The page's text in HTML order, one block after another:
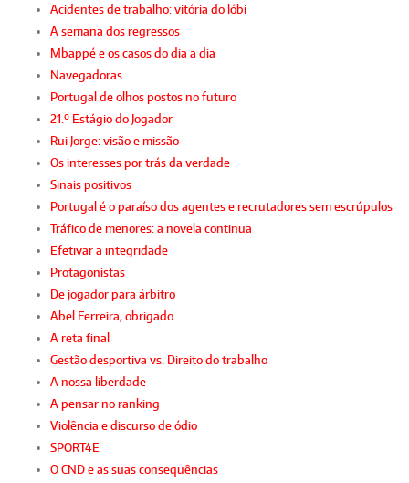
Acidentes de trabalho: vitória do lóbi
A semana dos regressos
Mbappé e os casos do dia a dia
Navegadoras
Portugal de olhos postos no futuro
21.º Estágio do Jogador
Rui Jorge: visão e missão
Os interesses por trás da verdade
Sinais positivos
Portugal é o paraíso dos agentes e recrutadores sem escrúpulos
Tráfico de menores: a novela continua
Efetivar a integridade
Protagonistas
De jogador para árbitro
Abel Ferreira, obrigado
A reta final
Gestão desportiva vs. Direito do trabalho
A nossa liberdade
A pensar no ranking
Violência e discurso de ódio
SPORT4E
O CND e as suas consequências